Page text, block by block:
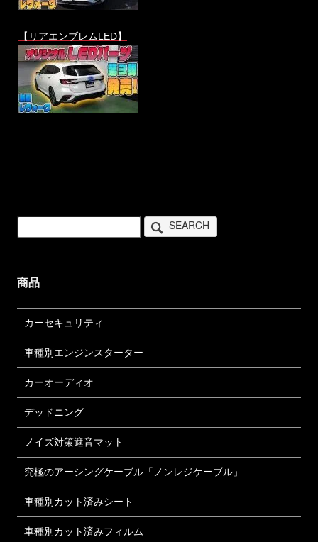
【リアエンブレムLED】
SEARCH
商品
カーセキュリティ
車種別エンジンスターター
カーオーディオ
デッドニング
ノイズ対策遮音マット
究極のアーシングケーブル「ノンレジケーブル」
車種別カット済みシート
車種別カット済みフィルム